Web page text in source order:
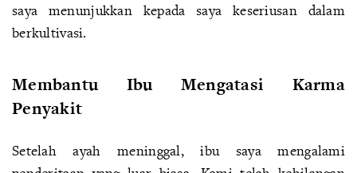
saya menunjukkan kepada saya keseriusan dalam
berkultivasi.
Membantu Ibu Mengatasi Karma
Penyakit
Setelah ayah meninggal, ibu saya mengalami